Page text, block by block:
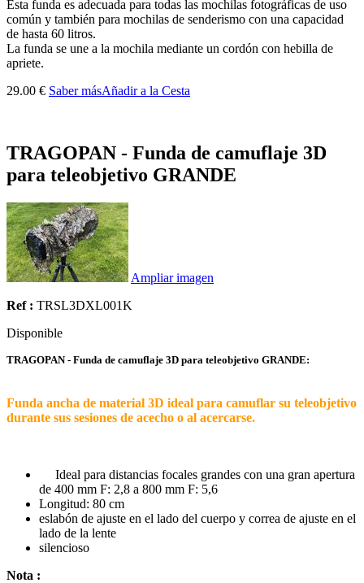
Esta funda es adecuada para todas las mochilas fotográficas de uso
común y también para mochilas de senderismo con una capacidad
de hasta 60 litros.
La funda se une a la mochila mediante un cordón con hebilla de
apriete.
29.00 € Saber másAñadir a la Cesta
TRAGOPAN - Funda de camuflaje 3D
para teleobjetivo GRANDE
Ampliar imagen
Ref : TRSL3DXL001K
Disponible
TRAGOPAN - Funda de camuflaje 3D para teleobjetivo GRANDE:
Funda ancha de material 3D ideal para camuflar su teleobjetivo
durante sus sesiones de acecho o al acercarse.
Ideal para distancias focales grandes con una gran apertura
de 400 mm F: 2,8 a 800 mm F: 5,6
Longitud: 80 cm
eslabón de ajuste en el lado del cuerpo y correa de ajuste en el
lado de la lente
silencioso
Nota :